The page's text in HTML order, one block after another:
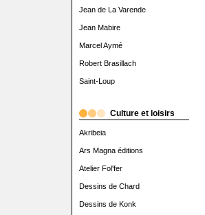
Jean de La Varende
Jean Mabire
Marcel Aymé
Robert Brasillach
Saint-Loup
Culture et loisirs
Akribeia
Ars Magna éditions
Atelier Fol'fer
Dessins de Chard
Dessins de Konk